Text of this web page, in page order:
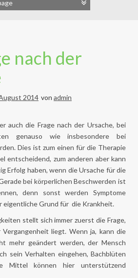
nach der
2014 von admin
auch die Frage nach der Ursache, bei
genauso wie insbesondere bei
Dies ist zum einen für die Therapie
entscheidend, zum anderen aber kann
Erfolg haben, wenn die Ursache für die
bei körperlichen Beschwerden ist
denn sonst werden Symptome
eigentliche Grund für die Krankheit.
stellt sich immer zuerst die Frage,
liegt. Wenn ja, kann die
mehr geändert werden, der Mensch
sein Verhalten eingehen, Bachblüten
Mittel können hier unterstützend